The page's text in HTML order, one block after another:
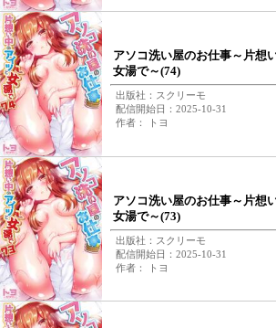
アソコ洗い屋のお仕事～片想
女湯で～(74)
出版社：スクリーモ
配信開始日：2025-10-31
作者： トヨ
アソコ洗い屋のお仕事～片想
女湯で～(73)
出版社：スクリーモ
配信開始日：2025-10-31
作者： トヨ